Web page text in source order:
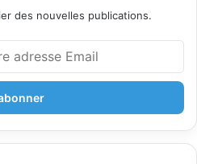
des nouvelles publications.